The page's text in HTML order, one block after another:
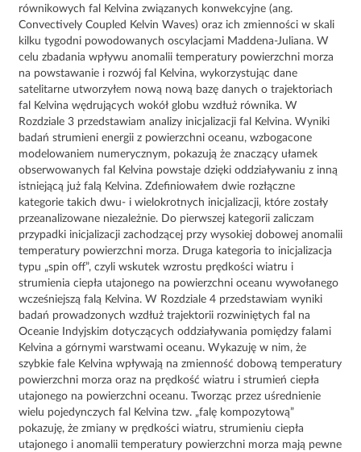
równikowych fal Kelvina związanych konwekcyjne (ang.
Convectively Coupled Kelvin Waves) oraz ich zmienności w skali
kilku tygodni powodowanych oscylacjami Maddena-Juliana. W
celu zbadania wpływu anomalii temperatury powierzchni morza
na powstawanie i rozwój fal Kelvina, wykorzystując dane
satelitarne utworzyłem nową nową bazę danych o trajektoriach
fal Kelvina wędrujących wokół globu wzdłuż równika. W
Rozdziale 3 przedstawiam analizy inicjalizacji fal Kelvina. Wyniki
badań strumieni energii z powierzchni oceanu, wzbogacone
modelowaniem numerycznym, pokazują że znaczący ułamek
obserwowanych fal Kelvina powstaje dzięki oddziaływaniu z inną
istniejącą już falą Kelvina. Zdefiniowałem dwie rozłączne
kategorie takich dwu- i wielokrotnych inicjalizacji, które zostały
przeanalizowane niezależnie. Do pierwszej kategorii zaliczam
przypadki inicjalizacji zachodzącej przy wysokiej dobowej anomalii
temperatury powierzchni morza. Druga kategoria to inicjalizacja
typu „spin off”, czyli wskutek wzrostu prędkości wiatru i
strumienia ciepła utajonego na powierzchni oceanu wywołanego
wcześniejszą falą Kelvina. W Rozdziale 4 przedstawiam wyniki
badań prowadzonych wzdłuż trajektorii rozwiniętych fal na
Oceanie Indyjskim dotyczących oddziaływania pomiędzy falami
Kelvina a górnymi warstwami oceanu. Wykazuję w nim, że
szybkie fale Kelvina wpływają na zmienność dobową temperatury
powierzchni morza oraz na prędkość wiatru i strumień ciepła
utajonego na powierzchni oceanu. Tworząc przez uśrednienie
wielu pojedynczych fal Kelvina tzw. „falę kompozytową”
pokazuję, że zmiany w prędkości wiatru, strumieniu ciepła
utajonego i anomalii temperatury powierzchni morza mają pewne